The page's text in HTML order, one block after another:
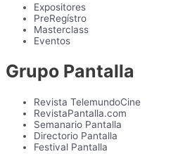
Expositores
PreRegístro
Masterclass
Eventos
Grupo Pantalla
Revista TelemundoCine
RevistaPantalla.com
Semanario Pantalla
Directorio Pantalla
Festival Pantalla